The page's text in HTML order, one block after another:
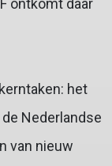
ontkomt daar
het
Nederlandse
van nieuw